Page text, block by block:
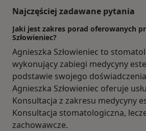
Najczęściej zadawane pytania
Jaki jest zakres porad oferowanych
Szłowieniec?
Agnieszka Szłowieniec to
wykonujący zabiegi medycyny
podstawie swojego
Agnieszka Szłowieniec oferuje
Konsultacja z zakresu medycyny
Konsultacja stomatologiczna,
zachowawcze.